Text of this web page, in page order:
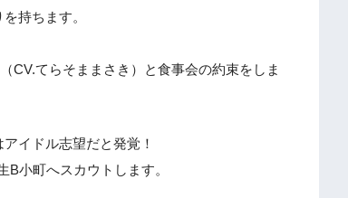
持ちます。
CV.てらそままさき）と食事会の約束をしま
イドル志望だと発覚！
小町へスカウトします。